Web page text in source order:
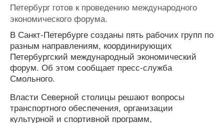
Петербург готов к проведению международного
экономического форума.
В Санкт-Петербурге созданы пять рабочих групп по
разным направлениям, координирующих
Петербургский международный экономический
форум. Об этом сообщает пресс-служба
Смольного.
Власти Северной столицы решают вопросы
транспортного обеспечения, организации
культурной и спортивной программ,